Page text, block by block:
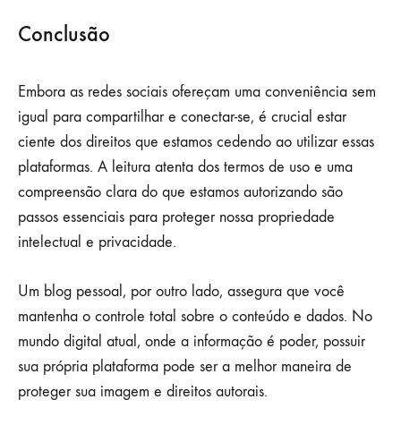
Conclusão
Embora as redes sociais ofereçam uma conveniência sem
igual para compartilhar e conectar-se, é crucial estar
ciente dos direitos que estamos cedendo ao utilizar essas
plataformas. A leitura atenta dos termos de uso e uma
compreensão clara do que estamos autorizando são
passos essenciais para proteger nossa propriedade
intelectual e privacidade.
Um blog pessoal, por outro lado, assegura que você
mantenha o controle total sobre o conteúdo e dados. No
mundo digital atual, onde a informação é poder, possuir
sua própria plataforma pode ser a melhor maneira de
proteger sua imagem e direitos autorais.